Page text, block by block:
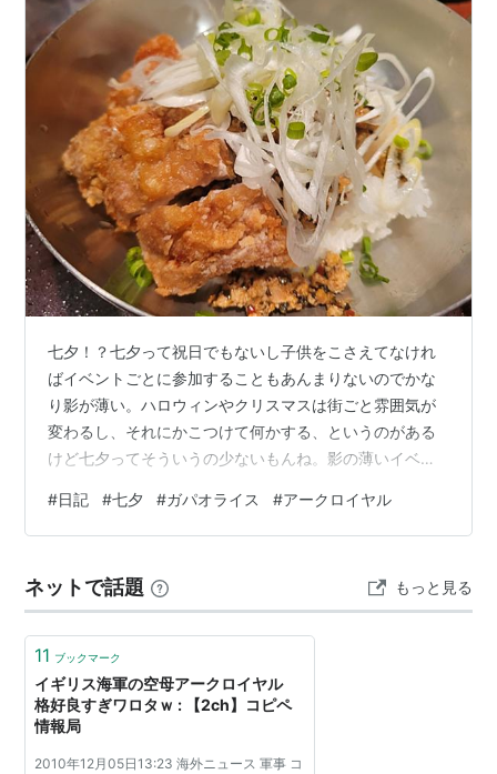
七夕！？七夕って祝日でもないし子供をこさえてなけれ
ばイベントごとに参加することもあんまりないのでかな
り影が薄い。ハロウィンやクリスマスは街ごと雰囲気が
変わるし、それにかこつけて何かする、というのがある
けど七夕ってそういうの少ないもんね。影の薄いイベン
まじで朝に余裕がある。しかも今日睡眠時間短めだった
のに「もうそろ起きるか〜」の気持ちで起き上がれたの
とに変わりはない。朝のお腹、ちょっと調子良くなって
きた？あんまり焦るほどの腹痛じゃなくなってきた。ビ
オフェルミン効果か！？ 午前。全然仕事ないね〜(…
#日記 #七夕 #ガパオライス #アークロイヤル
ネットで話題 もっと見る
11 ブックマーク
イギリス海軍の空母アークロイヤル
格好良すぎワロタｗ : 【2ch】コピペ
情報局
2010年12月05日13:23 海外ニュース 軍事 コ